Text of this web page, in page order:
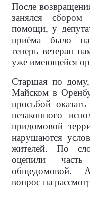
После
занялся сбором
помощи, у
приёма было
теперь ветеран
уже имеющейся
Старшая по
Майском в
просьбой
незаконного
придомовой
нарушаются
жителей. По
оцепили часть
общедомовой.
вопрос на